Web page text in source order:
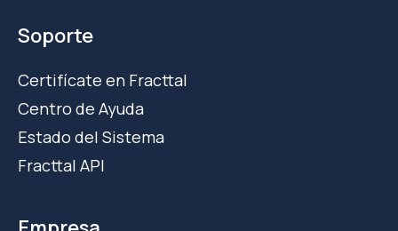
Soporte
Certifícate en Fracttal
Centro de Ayuda
Estado del Sistema
Fracttal API